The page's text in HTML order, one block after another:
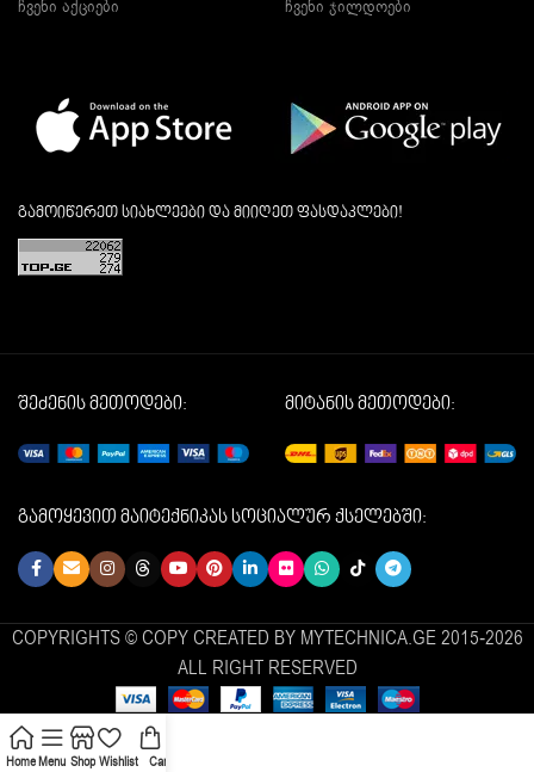
ჩვენი აქციები
ჩვენი ჯილდოები
გამოიწერეთ სიახლეები და მიიღეთ ფასდაკლები!
შეძენის მეთოდები: მიტანის მეთოდები:
გამოყევით მაიტექნიკას სოციალურ ქსელებში:
COPYRIGHTS © COPY CREATED BY MYTECHNICA.GE 2015-2026
ALL RIGHT RESERVED
HomeMenu Shop Wishlist Cart